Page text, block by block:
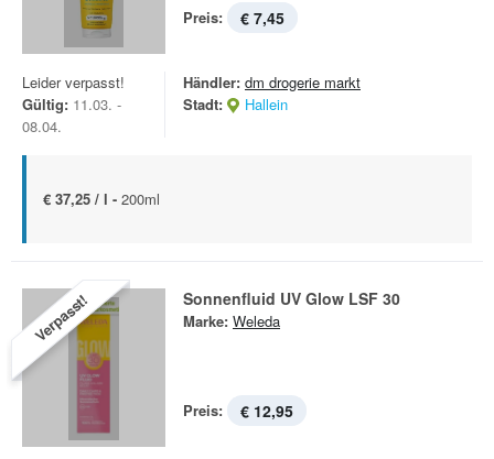
Preis: € 7,45
Leider verpasst!
Gültig: 11.03. -
08.04.
Händler: dm drogerie markt
Stadt:
Hallein
€ 37,25 / l - 200ml
Verpasst! Sonnenfluid UV Glow LSF 30
Marke: Weleda
Preis: € 12,95